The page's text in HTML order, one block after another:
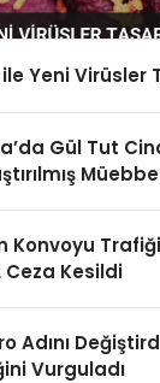
Yeni Virüsler
Gül Tut
Konvoyu
Ceza Kesildi
Adını
Vurguladı